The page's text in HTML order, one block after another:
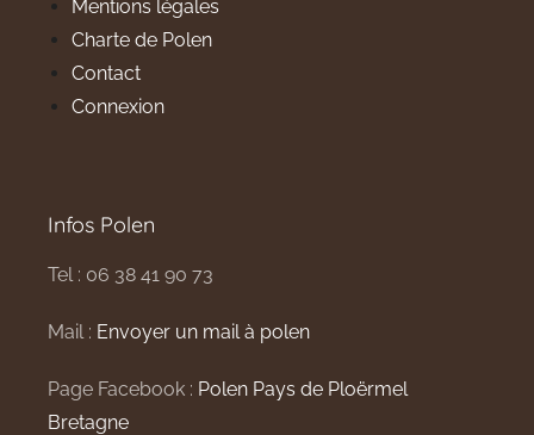
Mentions légales
Charte de Polen
Contact
Connexion
Infos Polen
Tel : 06 38 41 90 73
Mail : Envoyer un mail à polen
Page Facebook : Polen Pays de Ploërmel
Bretagne